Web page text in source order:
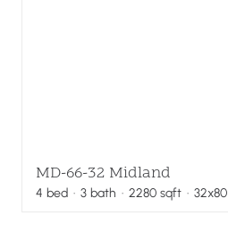
MD-66-32 Midland
4 bed · 3 bath · 2280 sqft· 32x80